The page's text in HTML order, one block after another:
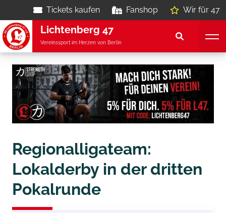
Tickets kaufen Fanshop Wir für 47
Lichtenberg 47
Vereinssport im Herzen von Berlin
Regionalligateam:
Lokalderby in der dritten
Pokalrunde